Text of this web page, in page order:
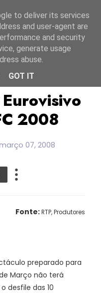
2008
07, 2008
Fonte:RTP, Produtores
preparado para
Março não terá
desfile das 10
to deliver its services
and user-agent are
and security
generate usage
abuse.
GOT IT